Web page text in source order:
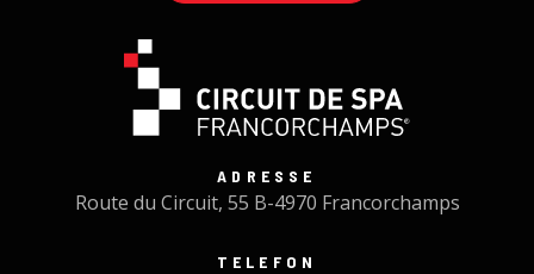
ADRESSE
Route du Circuit, 55 B-4970 Francorchamps
TELEFON